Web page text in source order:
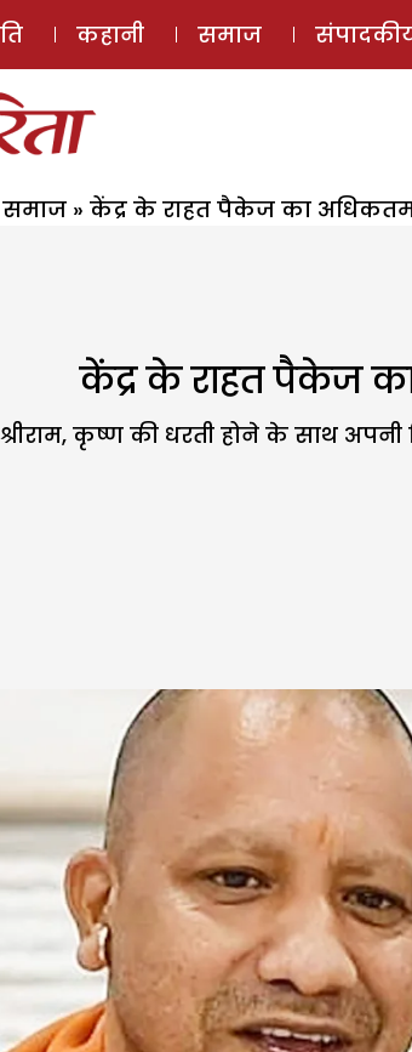
कहानी समाज
समाज » केंद्र के राहत पैकेज का
केंद्र के राहत पैकेज
कृष्ण की धरती होने के साथ अपनी